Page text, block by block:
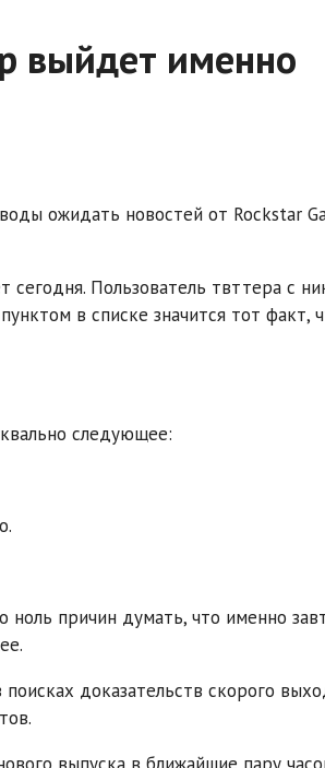
выйдет именно
ожидать новостей от Rockstar
сегодня. Пользователь твттера с
в списке значится тот факт,
следующее:
ноль причин думать, что именно
поисках доказательств скорого